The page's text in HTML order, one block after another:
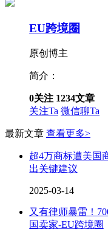
EU跨境圈
原创博主
简介：
0关注 1234文章
关注Ta 微信聊Ta
最新文章 查看更多>
超4万商标遭美国
出关键建议
2025-03-14
又有律师暴雷！
国卖家-EU跨境圈